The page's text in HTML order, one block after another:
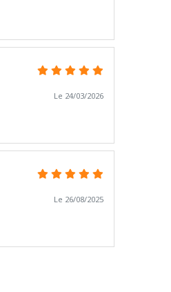
Le 24/03/2026
Le 26/08/2025